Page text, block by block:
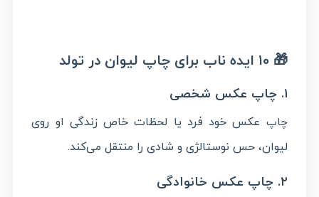
🎁 ۱۰ ایده ناب برای چاپ لیوان در تولد
۱. چاپ عکس شخصی
چاپ عکس خود فرد یا لحظات خاص زندگی او روی
لیوان، حس نوستالژی و شادی را منتقل می‌کند.
۲. چاپ عکس خانوادگی